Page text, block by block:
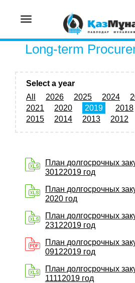
Toggle
Long-term
Select a year
All
2026 2025 2024
2021
2020 2019 2018
2015
2014 2013 2012
План долгосрочных
30122019 год
План долгосрочных
2020 год
План долгосрочных
23122019 год
План долгосрочных
09122019 год
План долгосрочных
11112019 год